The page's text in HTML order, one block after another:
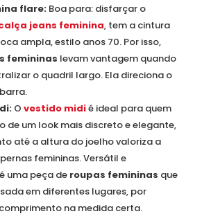
flare: Boa para: disfarçar o
jeans feminina, tem a cintura
ampla, estilo anos 70. Por isso,
femininas levam vantagem quando
o quadril largo. Ela direciona o
O vestido midié ideal para quem
de um look mais discreto e elegante,
até a altura do joelho valoriza a
femininas. Versátil e
uma peça de roupas femininas que
em diferentes lugares, por
na medida certa.